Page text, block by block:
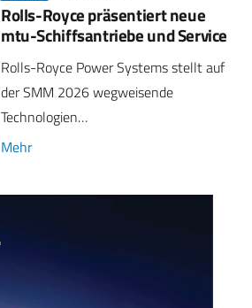
Rolls-Royce präsentiert neue
mtu-Schiffsantriebe und Service
Rolls-Royce Power Systems stellt auf
der SMM 2026 wegweisende
Technologien…
Mehr